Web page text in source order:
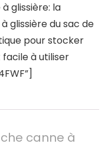
glissière: la
glissière du sac de
pour stocker
à utiliser
canne à